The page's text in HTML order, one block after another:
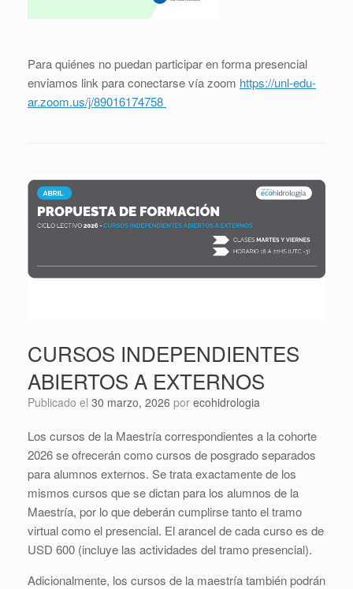
Para quiénes no puedan participar en forma presencial
enviamos link para conectarse vía zoom https://unl-edu-
ar.zoom.us/j/89016174758
CURSOS INDEPENDIENTES
ABIERTOS A EXTERNOS
Publicado el 30 marzo, 2026 por ecohidrologia
Los cursos de la Maestría correspondientes a la cohorte
2026 se ofrecerán como cursos de posgrado separados
para alumnos externos. Se trata exactamente de los
mismos cursos que se dictan para los alumnos de la
Maestría, por lo que deberán cumplirse tanto el tramo
virtual como el presencial. El arancel de cada curso es de
USD 600 (incluye las actividades del tramo presencial).
Adicionalmente, los cursos de la maestría también podrán